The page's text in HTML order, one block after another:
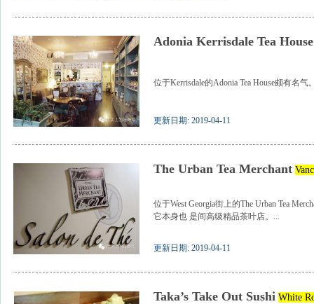
Adonia Kerrisdale Tea House
位于Kerrisdale的Adonia Tea House颇有名气
更新日期: 2019-04-11
The Urban Tea Merchant
位于West Georgia街上的The Urban Tea
它本身也 是间高级精品茶叶店。...
更新日期: 2019-04-11
Taka’s Take Out Sushi White